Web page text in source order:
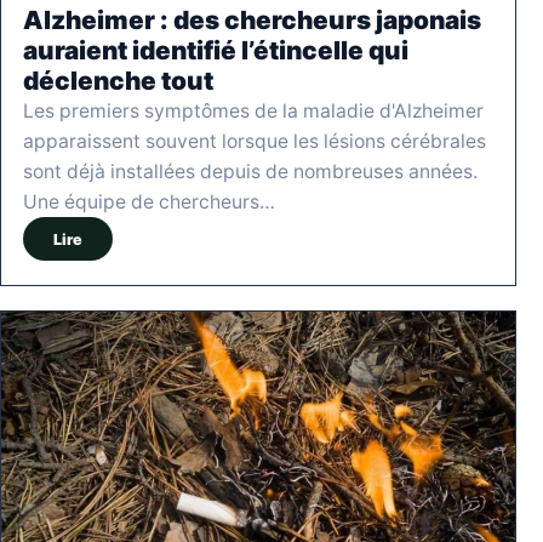
Alzheimer : des chercheurs japonais
auraient identifié l’étincelle qui
déclenche tout
Les premiers symptômes de la maladie d'Alzheimer
apparaissent souvent lorsque les lésions cérébrales
sont déjà installées depuis de nombreuses années.
Une équipe de chercheurs…
Lire